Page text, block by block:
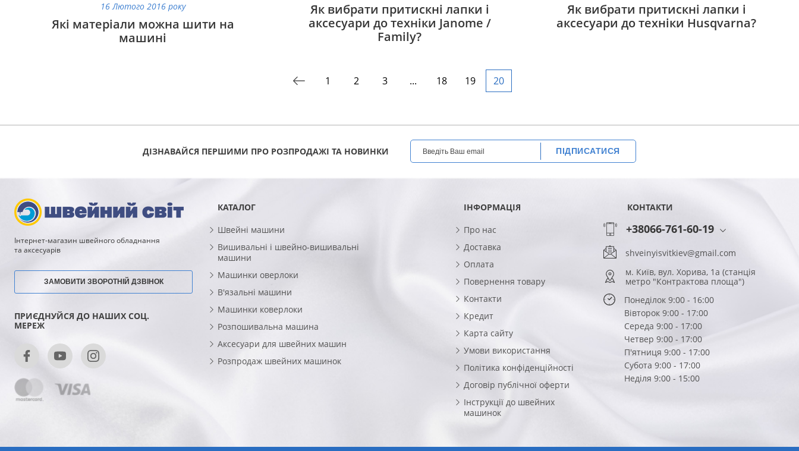
16 Лютого 2016 року
Які матеріали можна шити на
машині
Як вибрати притискні лапки і
аксесуари до техніки Janome /
Family?
Як вибрати притискні лапки і
аксесуари до техніки Husqvarna?
1 2 3 ... 18 19 20
ДІЗНАВАЙСЯ ПЕРШИМИ ПРО РОЗПРОДАЖІ ТА НОВИНКИ ПІДПИСАТИСЯ
Інтернет-магазин швейного обладнання
та аксесуарів
ЗАМОВИТИ ЗВОРОТНІЙ ДЗВІНОК
ПРИЄДНУЙСЯ ДО НАШИХ СОЦ.
МЕРЕЖ
КАТАЛОГ
Швейні машини
Вишивальні і швейно-вишивальні
машини
Машинки оверлоки
В'язальні машини
Машинки коверлоки
Розпошивальна машина
Аксесуари для швейних машин
Розпродаж швейних машинок
ІНФОРМАЦІЯ
Про нас
Доставка
Оплата
Повернення товару
Контакти
Кредит
Карта сайту
Умови використання
Політика конфіденційності
Договір публічної оферти
Інструкції до швейних
машинок
КОНТАКТИ
+38066-761-60-19
shveinyisvitkiev@gmail.com
м. Київ, вул. Хорива, 1а (станція
метро "Контрактова площа")
Понеділок 9:00 - 16:00
Вівторок 9:00 - 17:00
Середа 9:00 - 17:00
Четвер 9:00 - 17:00
П'ятниця 9:00 - 17:00
Субота 9:00 - 17:00
Неділя 9:00 - 15:00